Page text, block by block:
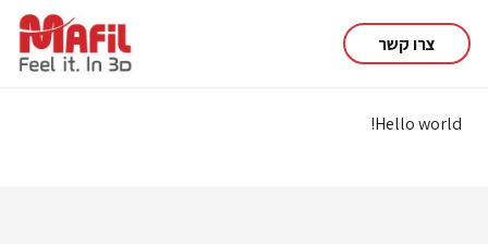
צרו קשר
Hello world!